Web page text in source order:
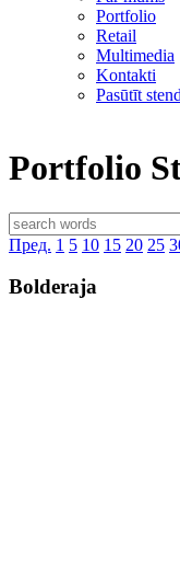
Portfolio
Retail
Multimedia
Kontakti
Pasūtīt
Portfolio
Пред. 1 5 10 15 20 25
Bolderaja